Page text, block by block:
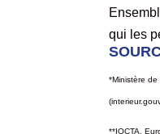
qui les
*Ministère
**IOCTA,